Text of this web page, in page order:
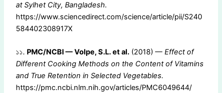
at Sylhet City, Bangladesh.
https://www.sciencedirect.com/science/article/pii/S240
584402308917X
১১. PMC/NCBI — Volpe, S.L. et al. (2018) —Effect of
Different Cooking Methods on the Content of Vitamins
and True Retention in Selected Vegetables.
https://pmc.ncbi.nlm.nih.gov/articles/PMC6049644/